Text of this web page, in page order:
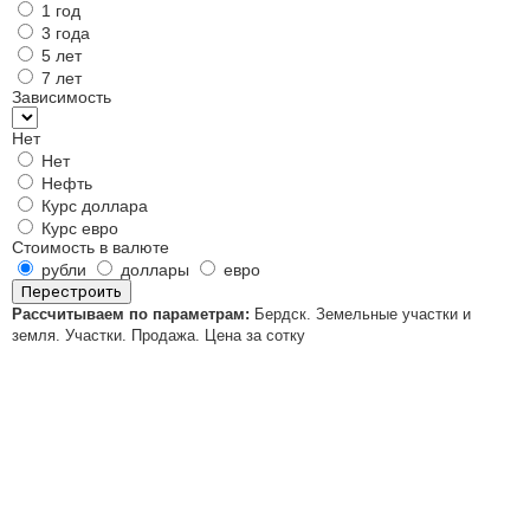
1 год
3 года
5 лет
7 лет
Зависимость
Нет
Нет
Нефть
Курс доллара
Курс евро
Стоимость в валюте
рубли
доллары евро
Перестроить
Рассчитываем по параметрам: Бердск. Земельные участки и
земля. Участки. Продажа. Цена за сотку